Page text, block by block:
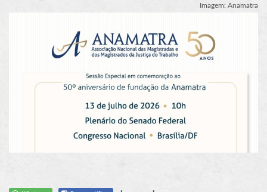
Imagem: Anamatra